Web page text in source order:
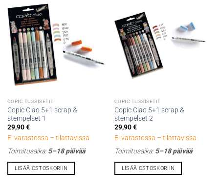
COPIC TUSSISETIT
Copic Ciao 5+1 scrap &
stempelset 1
29,90€
Ei varastossa – tilattavissa
Toimitusaika:5–18 päivää
LISÄÄ OSTOSKORIIN
COPIC TUSSISETIT
Copic Ciao 5+1 scrap &
stempelset 2
29,90€
Ei varastossa – tilattavissa
Toimitusaika:5–18 päivää
LISÄÄ OSTOSKORIIN